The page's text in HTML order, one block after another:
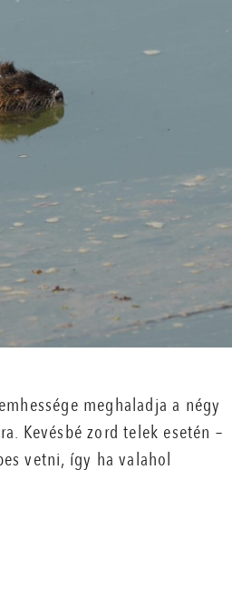
meghaladja a négy
Kevésbé zord telek esetén –
vetni, így ha valahol